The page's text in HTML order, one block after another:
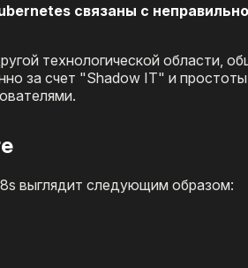
связаны с
технологической области,
за счет "Shadow IT" и
выглядит следующим образом: